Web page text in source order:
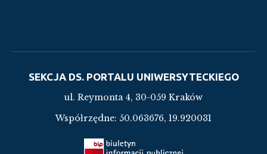
SEKCJA DS. PORTALU UNIWERSYTECKIEGO
ul. Reymonta 4, 30-059 Kraków
Współrzędne: 50.063676, 19.920031